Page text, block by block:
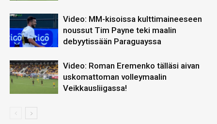
Video: MM-kisoissa kulttimaineeseen
noussut Tim Payne teki maalin
debyytissään Paraguayssa
Video: Roman Eremenko tälläsi aivan
uskomattoman volleymaalin
Veikkausliigassa!